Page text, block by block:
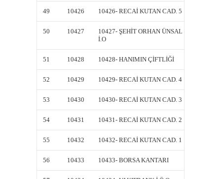
49 10426 10426- RECAİ KUTAN CAD. 5
50 10427
10427- ŞEHİT ORHAN ÜNSAL
İ.O
51 10428 10428- HANIMIN ÇİFTLİĞİ
52 10429 10429- RECAİ KUTAN CAD. 4
53 10430 10430- RECAİ KUTAN CAD. 3
54 10431 10431- RECAİ KUTAN CAD. 2
55 10432 10432- RECAİ KUTAN CAD. 1
56 10433 10433- BORSA KANTARI